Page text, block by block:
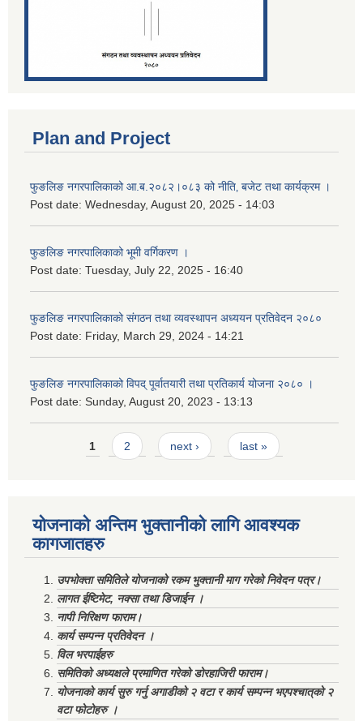
Plan and Project
फुङलिङ नगरपालिकाको आ.ब.२०८२।०८३ को नीति‚ बजेट तथा कार्यक्रम ।
Post date: Wednesday, August 20, 2025 - 14:03
फुङलिङ नगरपालिकाको भूमी वर्गिकरण ।
Post date: Tuesday, July 22, 2025 - 16:40
फुङलिङ नगरपालिकाको संगठन तथा व्यवस्थापन अध्ययन प्रतिवेदन २०८०
Post date: Friday, March 29, 2024 - 14:21
फुङलिङ नगरपालिकाको विपद् पूर्वातयारी तथा प्रतिकार्य योजना २०८० ।
Post date: Sunday, August 20, 2023 - 13:13
Pages1 2 next › last »
योजनाको अन्तिम भुक्तानीको लागि आवश्यक
कागजातहरु
उपभोक्ता समितिले योजनाको रकम भुक्तानी माग गरेको निवेदन पत्र।
लागत ईष्टिमेट, नक्सा तथा डिजाईन ।
नापी निरिक्षण फाराम।
कार्य सम्पन्न प्रतिवेदन ।
विल भरपाईहरु
समितिको अध्यक्षले प्रमाणित गरेको डोरहाजिरी फाराम।
योजनाको कार्य सुरु गर्नु अगाडीको २ वटा र कार्य सम्पन्न भएपश्चात्‌को २
वटा फोटोहरु ।